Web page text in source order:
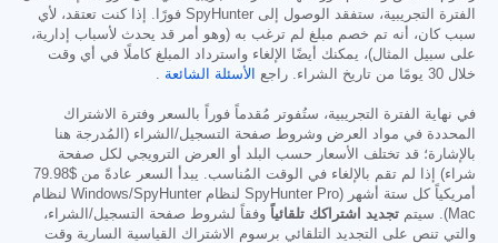
الفترة التجريبية، ستفقد الوصول إلى SpyHunter فورًا. إذا كنت تعتقد، لأي
سبب كان، أنه تم خصم مبلغ لم ترغب به (وهو أمر قد يحدث لأسباب إدارية،
على سبيل المثال)، يمكنك أيضًا الإلغاء واسترداد المبلغ كاملًا في أي وقت
خلال 30 يومًا من تاريخ الشراء. راجع
الأسئلة الشائعة
في نهاية الفترة التجريبية، ستُفوتر مُقدماً فوراً بالسعر وفترة الاشتراك
المحددة في مواد العرض وشروط صفحة التسجيل/الشراء (المُدرجة هنا
بالإشارة؛ قد تختلف الأسعار حسب البلد أو العرض الترويجي لكل صفحة
شراء) إذا لم تقم بالإلغاء في الوقت المُناسب. يبدأ السعر عادةً من $79.98
أمريكياً كل ستة أشهر (SpyHunter Pro لنظام Windows/SpyHunter لنظام
Mac). سيتم
تجديد اشتراكك تلقائياً وفقاً لشروط صفحة التسجيل/الشراء،
والتي تنص على التجديد التلقائي برسوم الاشتراك القياسية السارية وقت